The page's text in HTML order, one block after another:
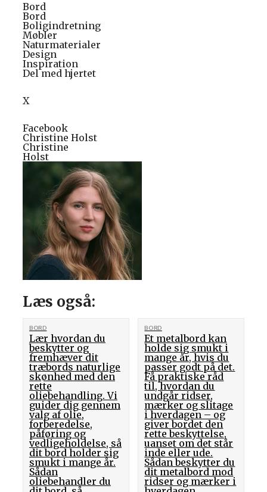
Bord
Bord
Boligindretning
Møbler
Naturmaterialer
Design
Inspiration
Del med hjertet
X
Facebook
Christine Holst
Christine
Holst
Læs også:
Sådan
oliebehandler du
BORD
Lær hvordan du
beskytter og
fremhæver dit
træbords naturlige
skønhed med den
rette
oliebehandling. Vi
guider dig gennem
valg af olie,
forberedelse,
påføring og
vedligeholdelse, så
dit bord holder sig
smukt i mange år.
Sådan beskytter du
dit metalbord mod
ridser og mærker i
BORD
Et metalbord kan
holde sig smukt i
mange år, hvis du
passer godt på det.
Få praktiske råd
til, hvordan du
undgår ridser,
mærker og slitage
i hverdagen – og
giver bordet den
rette beskyttelse,
uanset om det står
inde eller ude.